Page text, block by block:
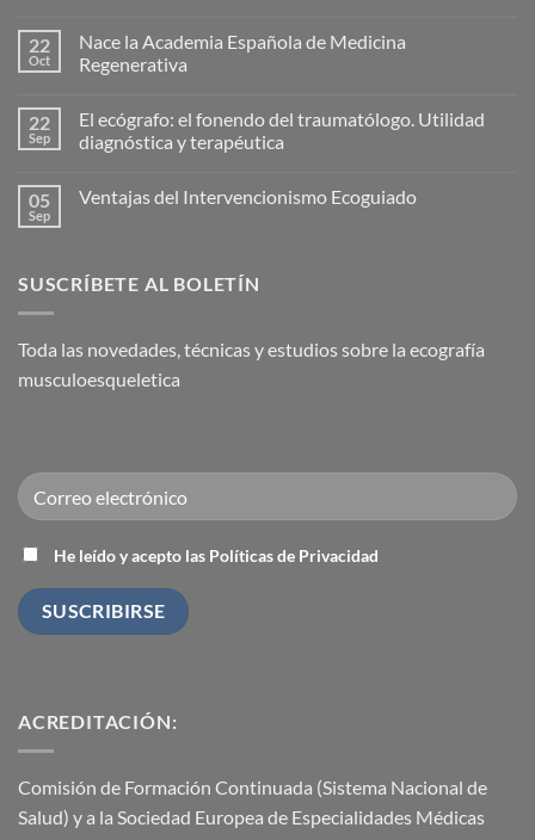
comentarios
en
Hidrodilatación:
eficaz
para
la
(Hombro
Congelado)
22
Oct
Nace la Academia Española de Medicina
Regenerativa
comentarios
en
Nace
Española
22
Sep
El ecógrafo: el fonendo del traumatólogo. Utilidad
diagnóstica y terapéutica
comentarios
fonendo
del
y
05
Sep
Ventajas del Intervencionismo Ecoguiado
Ventajas
SUSCRÍBETE AL BOLETÍN
Toda las novedades, técnicas y estudios sobre la ecografía
musculoesqueletica
He leído y acepto las Políticas de Privacidad
ACREDITACIÓN:
Comisión de Formación Continuada (Sistema Nacional de
Salud) y a la Sociedad Europea de Especialidades Médicas